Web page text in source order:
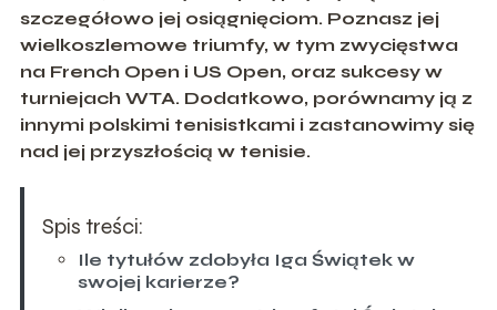
szczegółowo jej osiągnięciom. Poznasz jej
wielkoszlemowe triumfy, w tym zwycięstwa
na French Open i US Open, oraz sukcesy w
turniejach WTA. Dodatkowo, porównamy ją z
innymi polskimi tenisistkami i zastanowimy się
nad jej przyszłością w tenisie.
Spis treści:
Ile tytułów zdobyła Iga Świątek w
swojej karierze?